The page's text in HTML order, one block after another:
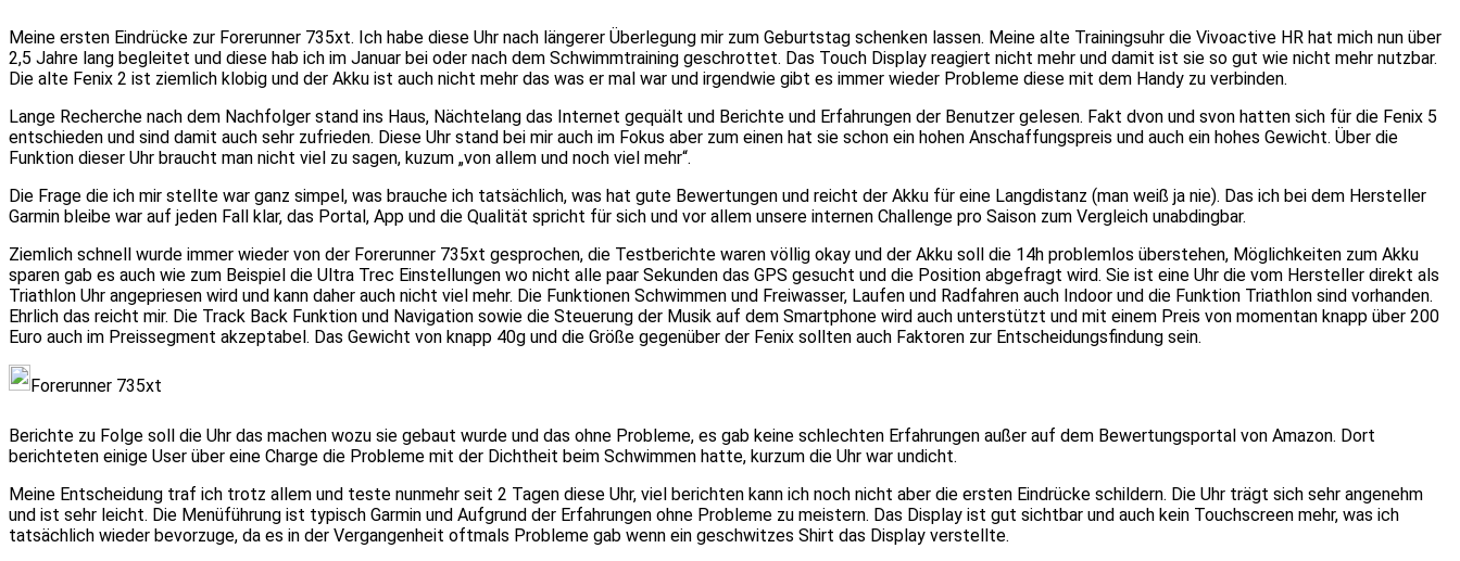
Meine ersten Eindrücke zur Forerunner 735xt. Ich habe diese Uhr nach längerer Überlegung mir zum Geburtstag schenken lassen. Meine alte Trainingsuhr die Vivoactive HR hat mich nun über
2,5 Jahre lang begleitet und diese hab ich im Januar bei oder nach dem Schwimmtraining geschrottet. Das Touch Display reagiert nicht mehr und damit ist sie so gut wie nicht mehr nutzbar.
Die alte Fenix 2 ist ziemlich klobig und der Akku ist auch nicht mehr das was er mal war und irgendwie gibt es immer wieder Probleme diese mit dem Handy zu verbinden.
Lange Recherche nach dem Nachfolger stand ins Haus, Nächtelang das Internet gequält und Berichte und Erfahrungen der Benutzer gelesen. Fakt dvon und svon hatten sich für die Fenix 5
entschieden und sind damit auch sehr zufrieden. Diese Uhr stand bei mir auch im Fokus aber zum einen hat sie schon ein hohen Anschaffungspreis und auch ein hohes Gewicht. Über die
Funktion dieser Uhr braucht man nicht viel zu sagen, kuzum „von allem und noch viel mehr“.
Die Frage die ich mir stellte war ganz simpel, was brauche ich tatsächlich, was hat gute Bewertungen und reicht der Akku für eine Langdistanz (man weiß ja nie). Das ich bei dem Hersteller
Garmin bleibe war auf jeden Fall klar, das Portal, App und die Qualität spricht für sich und vor allem unsere internen Challenge pro Saison zum Vergleich unabdingbar.
Ziemlich schnell wurde immer wieder von der Forerunner 735xt gesprochen, die Testberichte waren völlig okay und der Akku soll die 14h problemlos überstehen, Möglichkeiten zum Akku
sparen gab es auch wie zum Beispiel die Ultra Trec Einstellungen wo nicht alle paar Sekunden das GPS gesucht und die Position abgefragt wird. Sie ist eine Uhr die vom Hersteller direkt als
Triathlon Uhr angepriesen wird und kann daher auch nicht viel mehr. Die Funktionen Schwimmen und Freiwasser, Laufen und Radfahren auch Indoor und die Funktion Triathlon sind vorhanden.
Ehrlich das reicht mir. Die Track Back Funktion und Navigation sowie die Steuerung der Musik auf dem Smartphone wird auch unterstützt und mit einem Preis von momentan knapp über 200
Euro auch im Preissegment akzeptabel. Das Gewicht von knapp 40g und die Größe gegenüber der Fenix sollten auch Faktoren zur Entscheidungsfindung sein.
Forerunner 735xt
Berichte zu Folge soll die Uhr das machen wozu sie gebaut wurde und das ohne Probleme, es gab keine schlechten Erfahrungen außer auf dem Bewertungsportal von Amazon. Dort
berichteten einige User über eine Charge die Probleme mit der Dichtheit beim Schwimmen hatte, kurzum die Uhr war undicht.
Meine Entscheidung traf ich trotz allem und teste nunmehr seit 2 Tagen diese Uhr, viel berichten kann ich noch nicht aber die ersten Eindrücke schildern. Die Uhr trägt sich sehr angenehm
und ist sehr leicht. Die Menüführung ist typisch Garmin und Aufgrund der Erfahrungen ohne Probleme zu meistern. Das Display ist gut sichtbar und auch kein Touchscreen mehr, was ich
tatsächlich wieder bevorzuge, da es in der Vergangenheit oftmals Probleme gab wenn ein geschwitzes Shirt das Display verstellte.